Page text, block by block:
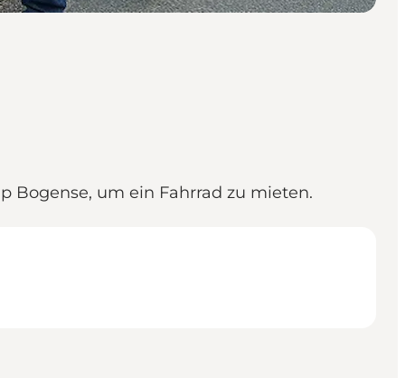
Bogense, um ein Fahrrad zu mieten.